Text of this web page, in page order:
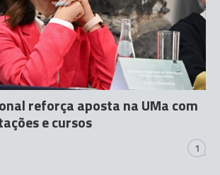
reforça aposta na UMa com
e cursos
1